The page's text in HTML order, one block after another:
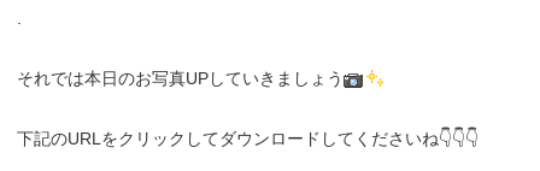
それでは本日のお写真UPしていきましょう
下記のURLをクリックしてダウンロードしてくださいね👇👇👇